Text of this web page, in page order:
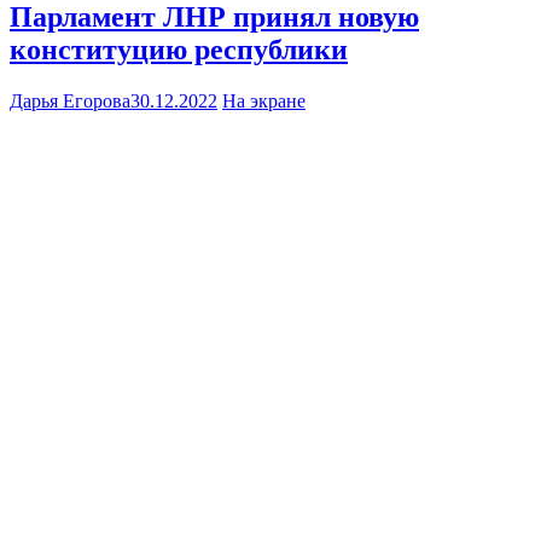
Парламент ЛНР принял новую
конституцию республики
Дарья Егорова30.12.2022 На экране